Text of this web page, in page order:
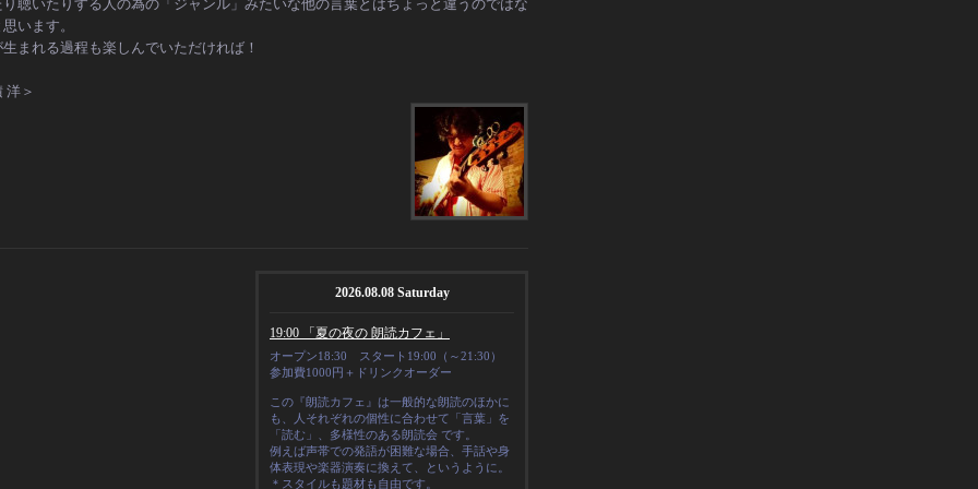
り聴いたりする人の為の「ジャンル」みたいな他の言葉とはちょっと違うのではな
います。
まれる過程も楽しんでいただければ！
洋＞
2026.08.08 Saturday
19:00 「夏の夜の 朗読カフェ」
オープン18:30 スタート19:00（～21:30）
参加費1000円＋ドリンクオーダー
この『朗読カフェ』は一般的な朗読のほかに
も、人それぞれの個性に合わせて「言葉」を
「読む」、多様性のある朗読会 です。
例えば声帯での発語が困難な場合、手話や身
体表現や楽器演奏に換えて、というように
＊スタイルも題材も自由です。